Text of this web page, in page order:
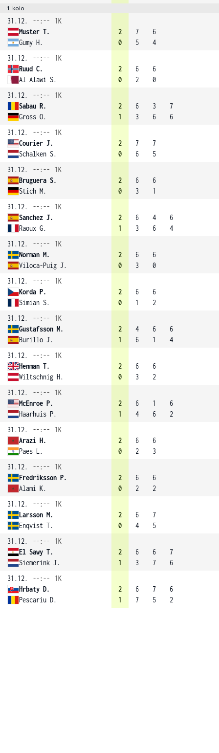
1. kolo
31.12. --:--
1K
Muster T.
Gumy H.
2
0
7
5
6
4
31.12.
--:--
1K
Ruud C.
Al Alawi S.
2
0
6
2
6
0
31.12.
--:--
1K
Sabau R.
Gross O.
2
1
6
3
3
6
7
6
31.12.
--:--
1K
Courier J.
Schalken S.
2
0
7
6
7
5
31.12.
--:--
1K
Bruguera S.
Stich M.
2
0
6
3
6
1
31.12.
--:--
1K
Sanchez J.
Raoux G.
2
1
6
3
4
6
6
4
31.12.
--:--
1K
Norman M.
Viloca-Puig J.
2
0
6
3
6
0
31.12.
--:--
1K
Korda P.
Simian S.
2
0
6
1
6
2
31.12.
--:--
1K
Gustafsson M.
Burillo J.
2
1
4
6
6
1
6
4
31.12.
--:--
1K
Henman T.
Wiltschnig H.
2
0
6
3
6
2
31.12.
--:--
1K
McEnroe P.
Haarhuis P.
2
1
6
4
1
6
6
2
31.12.
--:--
1K
Arazi H.
Paes L.
2
0
6
2
6
3
31.12.
--:--
1K
Fredriksson P.
Alami K.
2
0
6
2
6
2
31.12.
--:--
1K
Larsson M.
Enqvist T.
2
0
6
4
7
5
31.12.
--:--
1K
El Sawy T.
Siemerink J.
2
1
6
3
6
7
7
6
31.12.
--:--
1K
Hrbaty D.
Pescariu D.
2
1
6
7
7
5
6
2